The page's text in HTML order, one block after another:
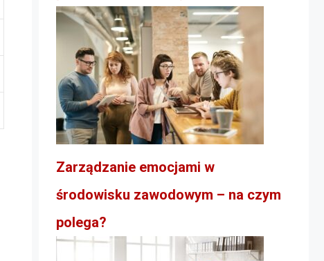
Zarządzanie emocjami w
środowisku zawodowym – na czym
polega?